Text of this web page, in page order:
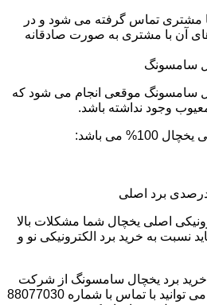
مشتری تماس گرفته می شود و در
آن با مشتری به صورت صادقانه
سامسونگ
سامسونگ موقعی انجام می شود که
وجود نداشته باشد.
می باشد:
اصلی یخچال شما مشکلات بالا
نسبت به خرید برد الکترونیکی نو و
خرید برد یخچال سامسونگ از شرکت
شهرک کوهسار وجود دارد و می توانید با تماس با شماره 88077030